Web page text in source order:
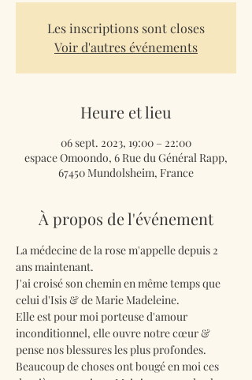
Les inscriptions sont closes
Voir d'autres événements
Heure et lieu
06 sept. 2023, 19:00 – 22:00
espace Omoondo, 6 Rue du Général Rapp,
67450 Mundolsheim, France
À propos de l'événement
La médecine de la rose m'appelle depuis 2
ans maintenant.
J'ai croisé son chemin en même temps que
celui d'Isis & de Marie Madeleine.
Elle est pour moi porteuse d'amour
inconditionnel, elle ouvre notre cœur &
pense nos blessures les plus profondes.
Beaucoup de choses ont bougé en moi ces